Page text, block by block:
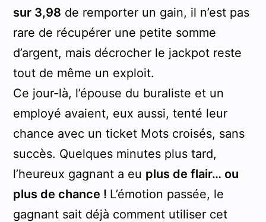
sur 3,98 de remporter un gain, il n’est pas
rare de récupérer une petite somme
d’argent, mais décrocher le jackpot reste
tout de même un exploit.
Ce jour-là, l’épouse du buraliste et un
employé avaient, eux aussi, tenté leur
chance avec un ticket Mots croisés, sans
succès. Quelques minutes plus tard,
l’heureux gagnant a eu plus de flair… ou
plus de chance ! L’émotion passée, le
gagnant sait déjà comment utiliser cet